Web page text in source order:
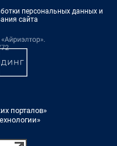
персональных данных и
сайта
порталов»